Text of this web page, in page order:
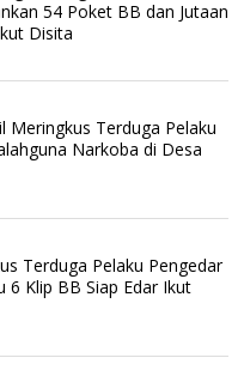
54 Poket BB dan Jutaan
Disita
Meringkus Terduga Pelaku
Narkoba di Desa
Terduga Pelaku Pengedar
6 Klip BB Siap Edar Ikut